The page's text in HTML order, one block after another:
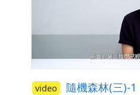
video 隨機森林(三)-1